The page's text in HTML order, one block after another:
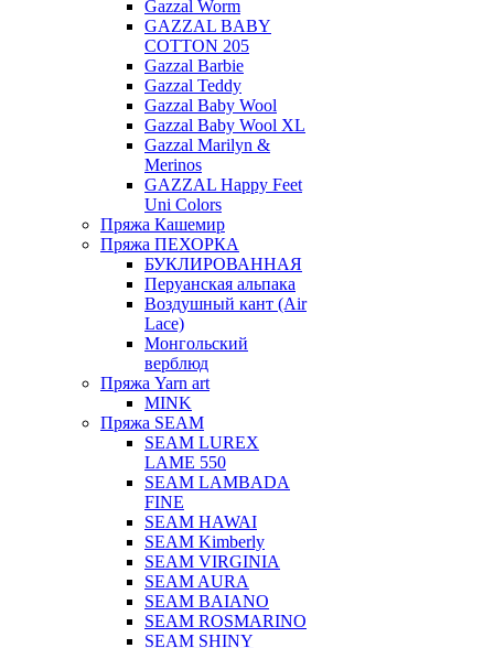
Gazzal Worm
GAZZAL BABY
COTTON 205
Gazzal Barbie
Gazzal Teddy
Gazzal Baby Wool
Gazzal Baby Wool XL
Gazzal Marilyn &
Merinos
GAZZAL Happy Feet
Uni Colors
Пряжа Кашемир
Пряжа ПЕХОРКА
БУКЛИРОВАННАЯ
Перуанская альпака
Воздушный кант (Air
Lace)
Монгольский
верблюд
Пряжа Yarn art
MINK
Пряжа SEAM
SEAM LUREX
LAME 550
SEAM LAMBADA
FINE
SEAM HAWAI
SEAM Kimberly
SEAM VIRGINIA
SEAM AURA
SEAM BAIANO
SEAM ROSMARINO
SEAM SHINY